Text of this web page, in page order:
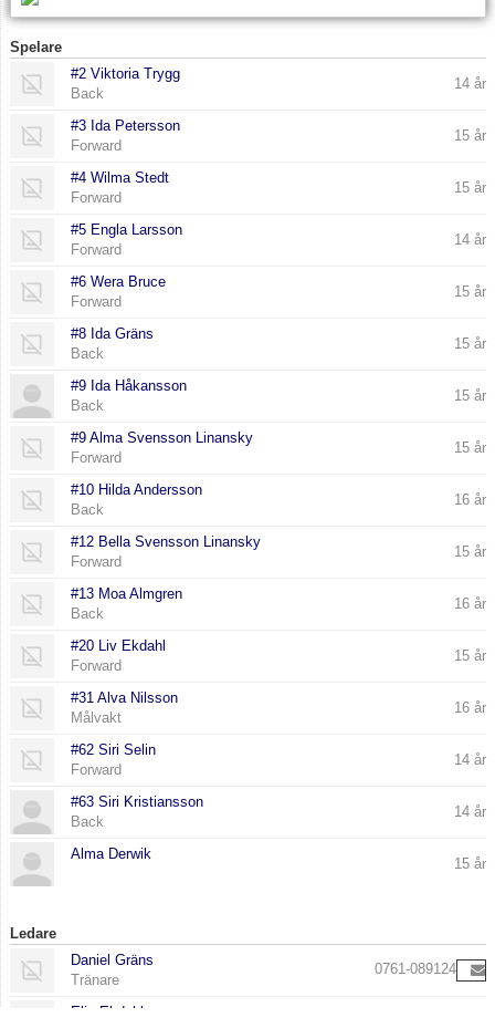
Nyheter
Kontakt
Spelare
#2 Viktoria Trygg
Back
14 år
#3 Ida Petersson
Forward
15 år
#4 Wilma Stedt
Forward
15 år
#5 Engla Larsson
Forward
14 år
#6 Wera Bruce
Forward
15 år
#8 Ida Gräns
Back
15 år
#9 Ida Håkansson
Back
15 år
#9 Alma Svensson Linansky
Forward
15 år
#10 Hilda Andersson
Back
16 år
#12 Bella Svensson Linansky
Forward
15 år
#13 Moa Almgren
Back
16 år
#20 Liv Ekdahl
Forward
15 år
#31 Alva Nilsson
Målvakt
16 år
#62 Siri Selin
Forward
14 år
#63 Siri Kristiansson
Back
14 år
Alma Derwik
15 år
Ledare
Daniel Gräns
Tränare
0761-089124
Elin Ekdahl